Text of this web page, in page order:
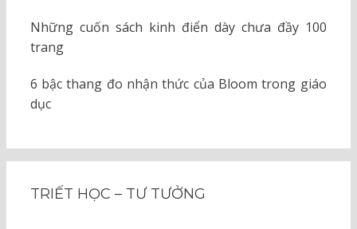
Những cuốn sách kinh điển dày chưa đầy 100
trang
6 bậc thang đo nhận thức của Bloom trong giáo
dục
TRIẾT HỌC – TƯ TƯỞNG